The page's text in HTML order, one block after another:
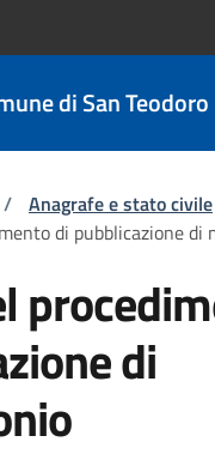
di San Teodoro
pane
/ Anagrafe e stato civile
di pubblicazione di
di